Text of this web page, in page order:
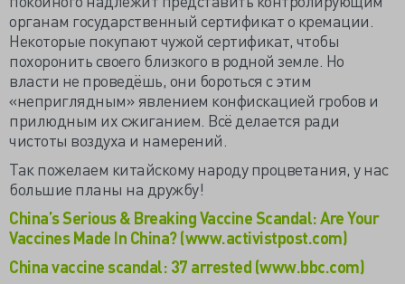
органам государственный сертификат о кремации.
Некоторые покупают чужой сертификат, чтобы
похоронить своего близкого в родной земле. Но
власти не проведёшь, они бороться с этим
«неприглядным» явлением конфискацией гробов и
прилюдным их сжиганием. Всё делается ради
чистоты воздуха и намерений.
Так пожелаем китайскому народу процветания, у нас
большие планы на дружбу!
Сhina’s Serious & Breaking Vaccine Scandal: Are Your
Vaccines Made In China? (www.activistpost.com)
China vaccine scandal: 37 arrested (www.bbc.com)